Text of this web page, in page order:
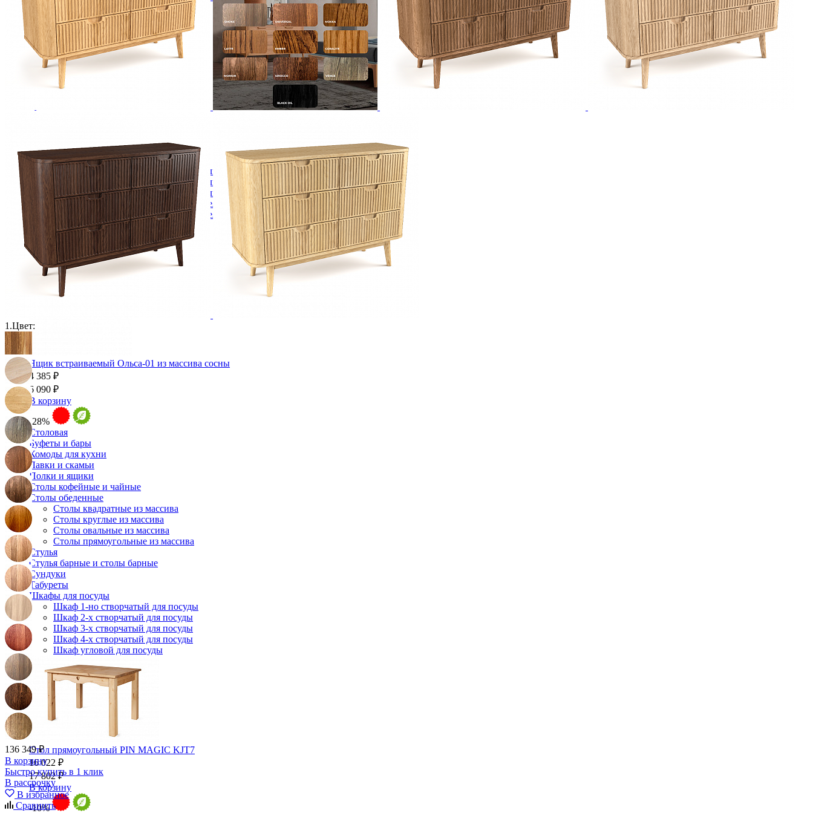
Зеркала
Комоды
Кровати двуспальные
Кровати металлические
Кровати односпальные
Кровати полутороспальные
Решетки и настилы под матрас
Спальные гарнитуры
Полки и ящики в шкаф для одежды
Шкаф 1-дверный для одежды и белья
Шкафы 2-х дверные для одежды и белья
Шкафы 3-х дверные для одежды и белья
Шкафы 4-х дверные для одежды и белья
Шкафы 5-ти дверные для одежды и белья
Шкафы 6-ти дверные для одежды и белья
Шкафы купе для одежды и белья
Шкафы угловые для одежды и белья
Ящики и короба
Ящик встраиваемый Ольса-01 из массива сосны
4 385 ₽
6 090 ₽
В корзину
-28%
Столовая
Буфеты и бары
Комоды для кухни
Лавки и скамьи
Полки и ящики
Столы кофейные и чайные
Столы обеденные
Столы квадратные из массива
Столы круглые из массива
Столы овальные из массива
Столы прямоугольные из массива
Стулья
Стулья барные и столы барные
Сундуки
Табуреты
Шкафы для посуды
Шкаф 1-но створчатый для посуды
Шкаф 2-х створчатый для посуды
Шкаф 3-х створчатый для посуды
Шкаф 4-х створчатый для посуды
Шкаф угловой для посуды
Стол прямоугольный PIN MAGIC KJT7
16 022 ₽
17 802 ₽
В корзину
-10%
1.Цвет:
136 349 ₽
В корзину
Быстро купить в 1 клик
В рассрочку
В избранное
Сравнить